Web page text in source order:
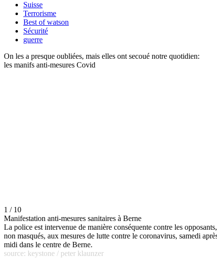
Suisse
Terrorisme
Best of watson
Sécurité
guerre
On les a presque oubliées, mais elles ont secoué notre quotidien:
les manifs anti-mesures Covid
1 / 10
Manifestation anti-mesures sanitaires à Berne
La police est intervenue de manière conséquente contre les opposants,
non masqués, aux mesures de lutte contre le coronavirus, samedi
midi dans le centre de Berne.
source: keystone / peter klaunzer